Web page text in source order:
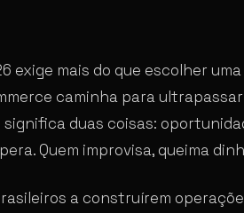
exige mais do que escolher
caminha para
duas coisas:
Quem improvisa, queima
a construírem